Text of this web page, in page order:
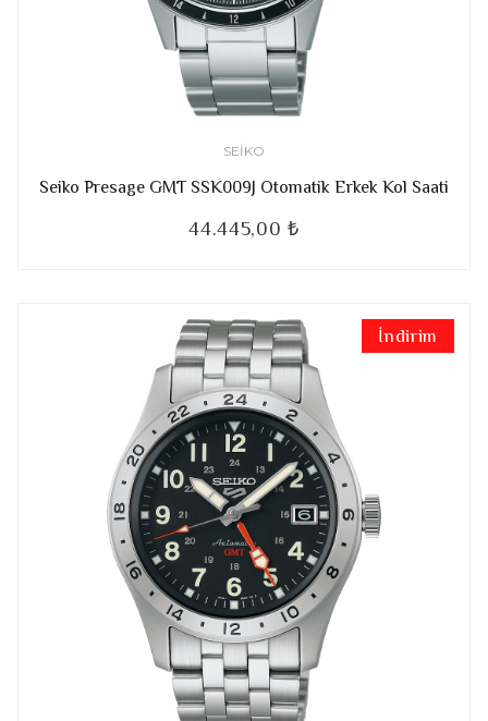
SEIKO
Seiko Presage GMT SSK009J Otomatik Erkek Kol Saati
44.445,00 ₺
İndirim